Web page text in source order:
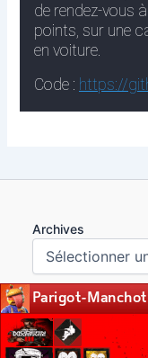
Archives